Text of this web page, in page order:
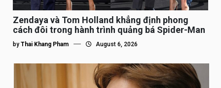
Zendaya và Tom Holland khẳng định phong
cách đôi trong hành trình quảng bá Spider-Man
by Thai Khang Pham August 6, 2026